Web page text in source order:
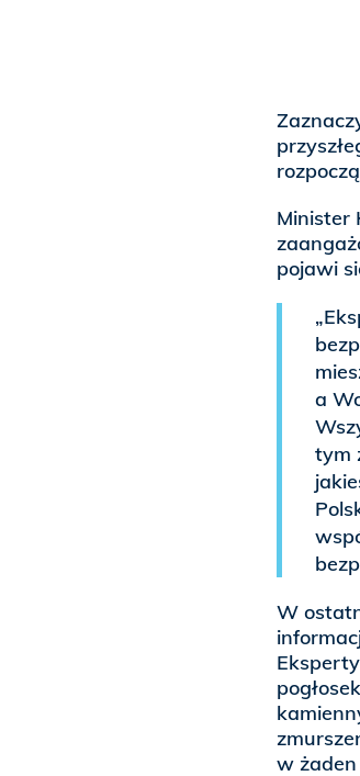
Minister
pojawi
a
tym
W
w